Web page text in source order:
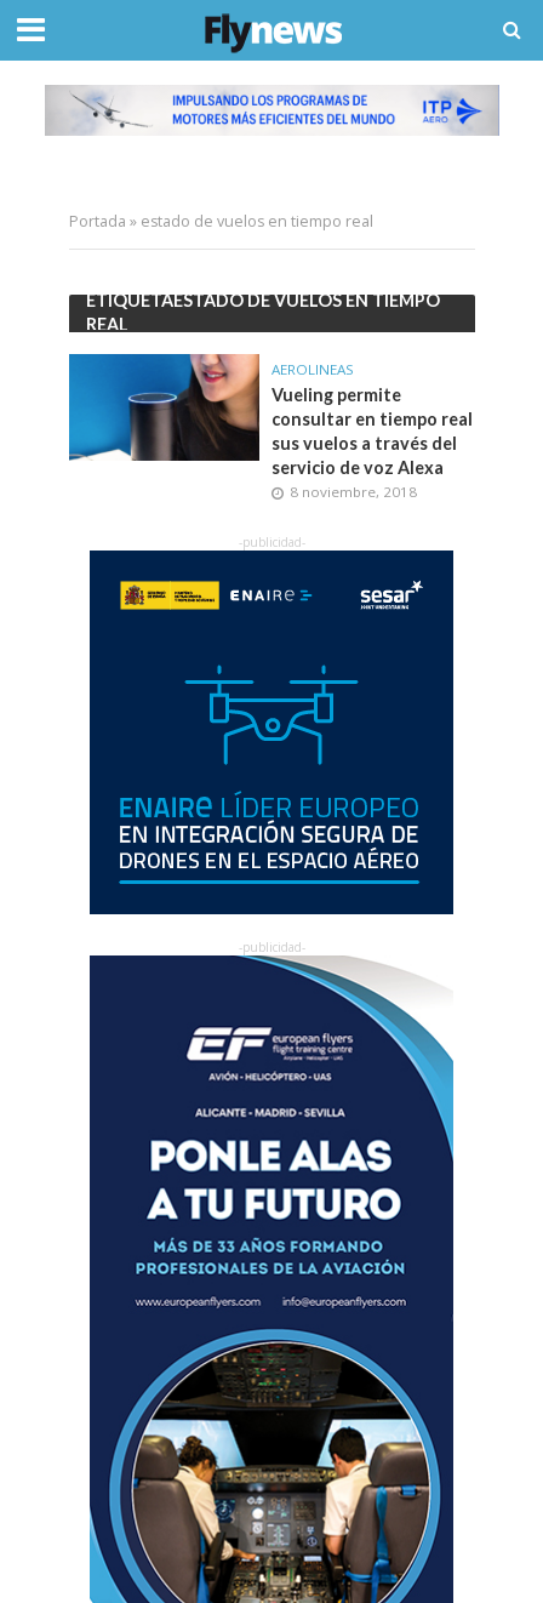
Portada » estado de vuelos en tiempo real
ETIQUETAESTADO DE VUELOS EN TIEMPO
REAL
AEROLINEAS
Vueling permite
consultar en tiempo real
sus vuelos a través del
servicio de voz Alexa
8 noviembre, 2018